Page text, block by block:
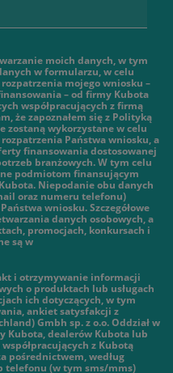
moich danych, w tym
w formularzu, w celu
mojego wniosku –
– od firmy Kubota
współpracujących z firmą
że zapoznałem się z Polityką
zostaną wykorzystane w celu
Państwa wniosku, a
finansowania dostosowanej
branżowych. W tym celu
podmiotom finansującym
Niepodanie obu danych
oraz numeru telefonu)
wniosku. Szczegółowe
danych osobowych, a
promocjach, konkursach i
są w
i otrzymywanie informacji
o produktach lub usługach
ich dotyczących, w tym
ankiet satysfakcji z
Gmbh sp. z o.o. Oddział w
Kubota, dealerów Kubota lub
z Kubotą
pośrednictwem, według
telefonu (w tym sms/mms)